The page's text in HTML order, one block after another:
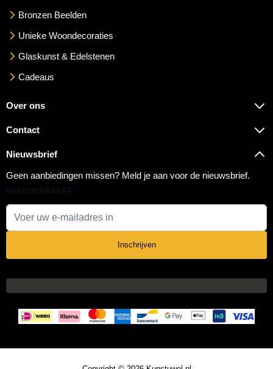
Bronzen Beelden
Unieke Woondecoraties
Glaskunst & Edelstenen
Cadeaus
Over ons
Contact
Nieuwsbrief
Geen aanbiedingen missen? Meld je aan voor de nieuwsbrief.
NIEUWSBRIEF
Inschrijven